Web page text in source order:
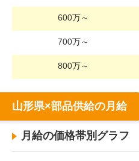
600万～
700万～
800万～
山形県×部品供給の月給
月給の価格帯別グラフ